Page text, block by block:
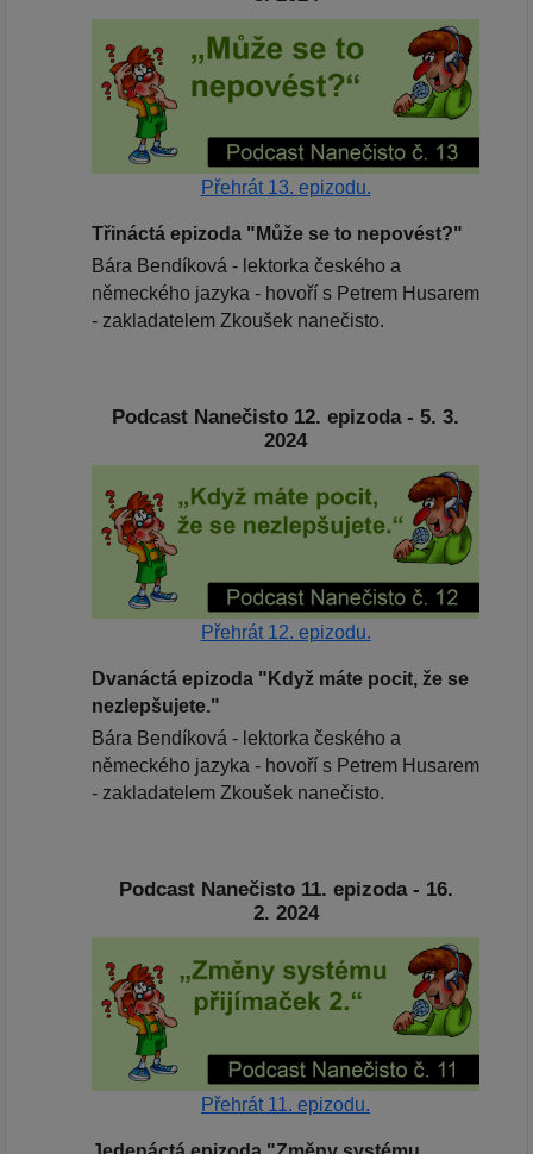
Přehrát 13. epizodu.
Třináctá epizoda "Může se to nepovést?"
Bára Bendíková - lektorka českého a
německého jazyka - hovoří s Petrem Husarem
- zakladatelem Zkoušek nanečisto.
Podcast Nanečisto 12. epizoda - 5. 3.
2024
Přehrát 12. epizodu.
Dvanáctá epizoda "Když máte pocit, že se
nezlepšujete."
Bára Bendíková - lektorka českého a
německého jazyka - hovoří s Petrem Husarem
- zakladatelem Zkoušek nanečisto.
Podcast Nanečisto 11. epizoda - 16.
2. 2024
Přehrát 11. epizodu.